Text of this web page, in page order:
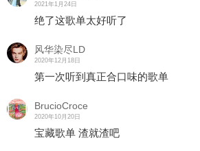
2021年1月24日
绝了这歌单太好听了
风华染尽LD
2020年12月18日
第一次听到真正合口味的歌单
BrucioCroce
2020年10月20日
宝藏歌单 渣就渣吧